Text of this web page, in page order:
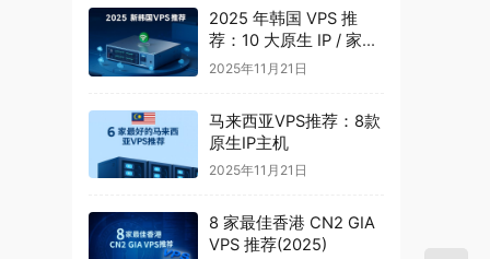
2025 年韩国 VPS 推
荐：10 大原生 IP / 家宽
IP VPS
2025年11月21日
马来西亚VPS推荐：8款
原生IP主机
2025年11月21日
8 家最佳香港 CN2 GIA
VPS 推荐(2025)